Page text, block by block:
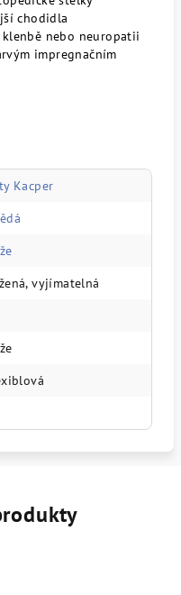
chodidla
nebo neuropatii
impregnačním
Kacper
vyjímatelná